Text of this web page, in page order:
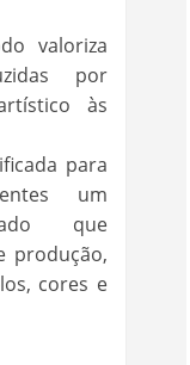
valoriza
por
às
para
um
que
produção,
cores e